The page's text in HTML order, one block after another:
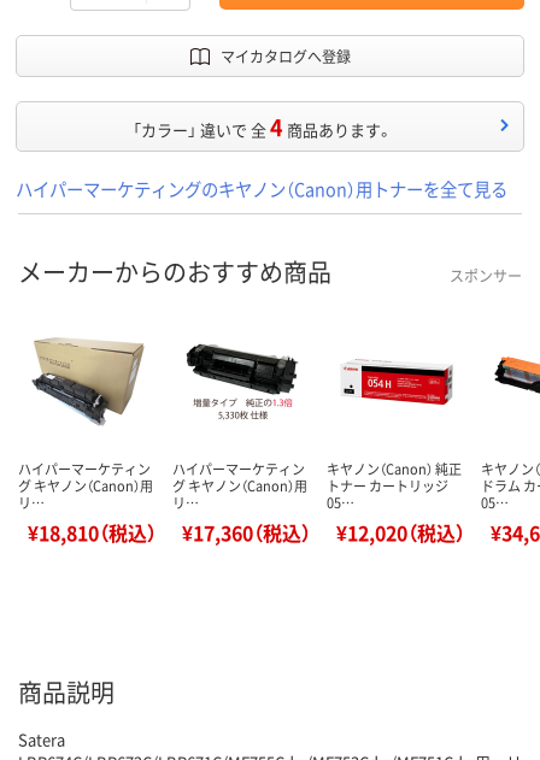
マイカタログへ登録
「カラー」 違いで 全4 商品あります。
ハイパーマーケティングのキヤノン（Canon）用トナーを全て見る
メーカーからのおすすめ商品 スポンサー
ハイパーマーケティン
グ キヤノン（Canon）用
リ…
¥18,810（税込）
ハイパーマーケティン
グ キヤノン（Canon）用
リ…
¥17,360（税込）
キヤノン（Canon） 純正
トナー カートリッジ
05…
¥12,020（税込）
キヤノン
ドラム
05…
商品説明
Satera